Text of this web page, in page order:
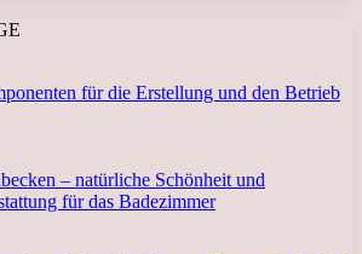
für die Erstellung und den Betrieb
– natürliche Schönheit und
für das Badezimmer